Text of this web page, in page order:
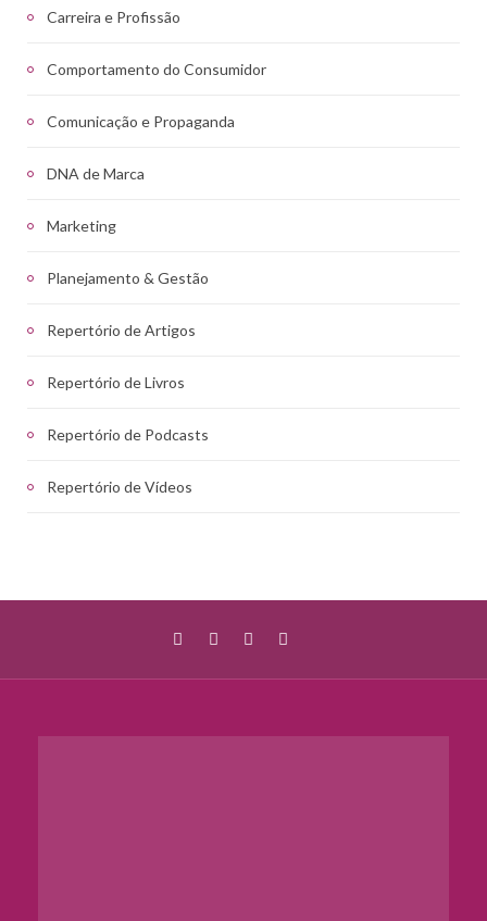
Carreira e Profissão
Comportamento do Consumidor
Comunicação e Propaganda
DNA de Marca
Marketing
Planejamento & Gestão
Repertório de Artigos
Repertório de Livros
Repertório de Podcasts
Repertório de Vídeos